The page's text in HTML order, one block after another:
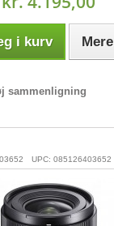
i kurv Mere
sammenligning
UPC: 085126403652